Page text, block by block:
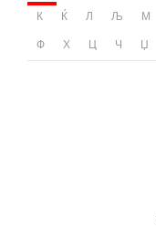
К Ќ Л Љ М
Ф Х Ц Ч Џ